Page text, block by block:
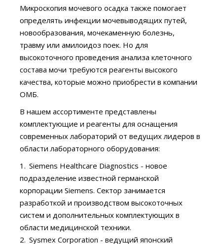
Микроскопия мочевого осадка также помогает
определять инфекции мочевыводящих путей,
новообразования, мочекаменную болезнь,
травму или амилоидоз поек. Но для
высокоточного проведения анализа клеточного
состава мочи требуются реагенты высокого
качества, которые можно приобрести в компании
ОМБ.
В нашем ассортименте представлены
комплектующие и реагенты для оснащения
современных лабораторий от ведущих лидеров в
области лабораторного оборудования:
Siemens Healthcare Diagnostics - новое
подразделение известной германской
корпорации Siemens. Сектор занимается
разработкой и производством высокоточных
систем и дополнительных комплектующих в
области медицинской техники.
Sysmex Corporation - ведущий японский